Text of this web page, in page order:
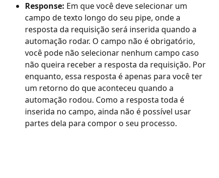
Response: Em que você deve selecionar um
campo de texto longo do seu pipe, onde a
resposta da requisição será inserida quando a
automação rodar. O campo não é obrigatório,
você pode não selecionar nenhum campo caso
não queira receber a resposta da requisição. Por
enquanto, essa resposta é apenas para você ter
um retorno do que aconteceu quando a
automação rodou. Como a resposta toda é
inserida no campo, ainda não é possível usar
partes dela para compor o seu processo.